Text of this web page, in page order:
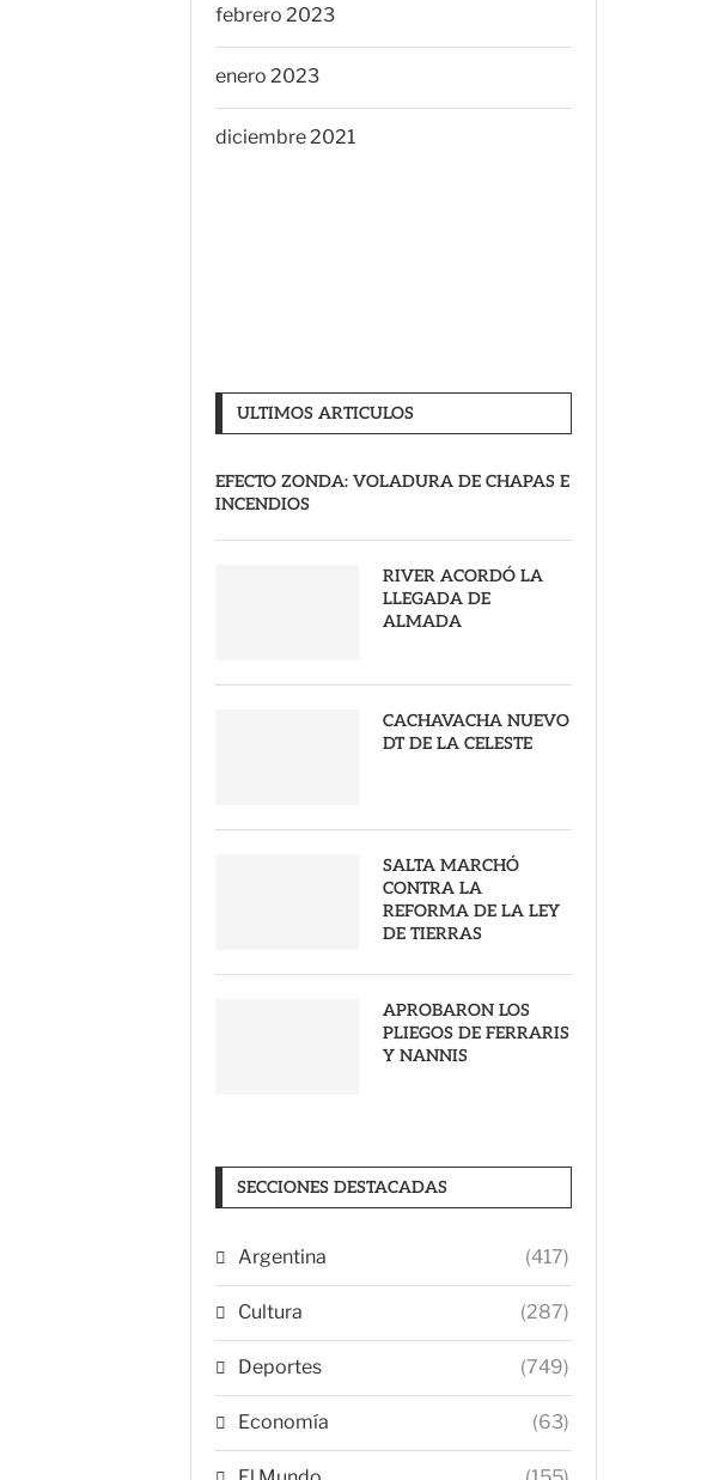
febrero 2023
enero 2023
diciembre 2021
ULTIMOS ARTICULOS
EFECTO ZONDA: VOLADURA DE CHAPAS E
INCENDIOS
RIVER ACORDÓ LA
LLEGADA DE
ALMADA
CACHAVACHA NUEVO
DT DE LA CELESTE
SALTA MARCHÓ
CONTRA LA
REFORMA DE LA LEY
DE TIERRAS
APROBARON LOS
PLIEGOS DE FERRARIS
Y NANNIS
SECCIONES DESTACADAS
Argentina (417)
Cultura (287)
Deportes (749)
Economía (63)